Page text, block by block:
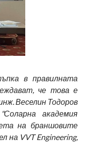
в правилната
че това е
Веселин Тодоров
академия
на браншовите
на VVT Engineering,